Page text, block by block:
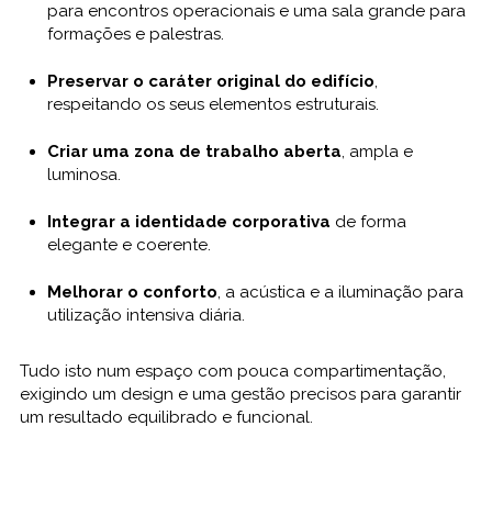
para encontros operacionais e uma sala grande para
formações e palestras.
Preservar o caráter original do edifício,
respeitando os seus elementos estruturais.
Criar uma zona de trabalho aberta, ampla e
luminosa.
Integrar a identidade corporativa de forma
elegante e coerente.
Melhorar o conforto, a acústica e a iluminação para
utilização intensiva diária.
Tudo isto num espaço com pouca compartimentação,
exigindo um design e uma gestão precisos para garantir
um resultado equilibrado e funcional.